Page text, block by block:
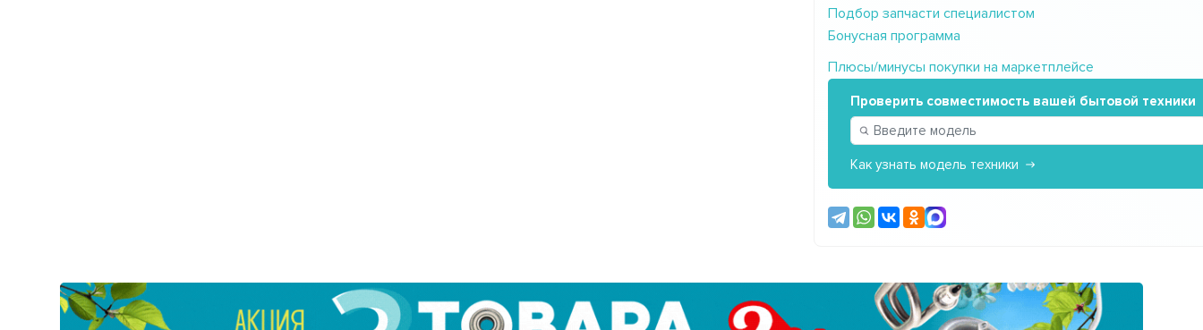
Подбор запчасти специалистом
Бонусная программа
Плюсы/минусы покупки на маркетплейсе
Проверить совместимость вашей бытовой техники
Как узнать модель техники